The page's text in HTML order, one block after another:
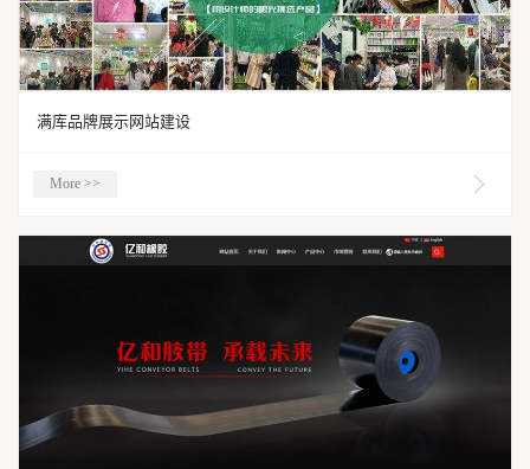
满库品牌展示网站建设
More >>